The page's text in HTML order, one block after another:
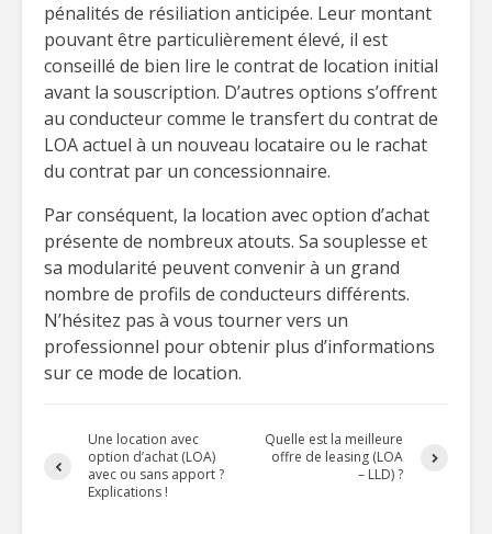
pénalités de résiliation anticipée. Leur montant
pouvant être particulièrement élevé, il est
conseillé de bien lire le contrat de location initial
avant la souscription. D’autres options s’offrent
au conducteur comme le transfert du contrat de
LOA actuel à un nouveau locataire ou le rachat
du contrat par un concessionnaire.
Par conséquent, la location avec option d’achat
présente de nombreux atouts. Sa souplesse et
sa modularité peuvent convenir à un grand
nombre de profils de conducteurs différents.
N’hésitez pas à vous tourner vers un
professionnel pour obtenir plus d’informations
sur ce mode de location.
Une location avec
option d’achat (LOA)
avec ou sans apport ?
Explications !
Quelle est la meilleure
offre de leasing (LOA
– LLD) ?